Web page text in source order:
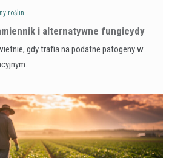
roślin
i alternatywne fungicydy
gdy trafia na podatne patogeny w